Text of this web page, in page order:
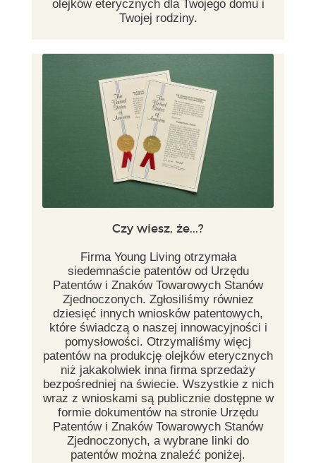
olejków eterycznych dla Twojego domu i
Twojej rodziny.
Czy wiesz, że...?
Firma Young Living otrzymała
siedemnaście patentów od Urzędu
Patentów i Znaków Towarowych Stanów
Zjednoczonych. Zgłosiliśmy równiez
dziesięć innych wniosków patentowych,
które świadczą o naszej innowacyjności i
pomysłowości. Otrzymaliśmy więcj
patentów na produkcję olejków eterycznych
niż jakakolwiek inna firma sprzedaży
bezpośredniej na świecie. Wszystkie z nich
wraz z wnioskami są publicznie dostępne w
formie dokumentów na stronie Urzędu
Patentów i Znaków Towarowych Stanów
Zjednoczonych, a wybrane linki do
patentów można znaleźć poniżej.